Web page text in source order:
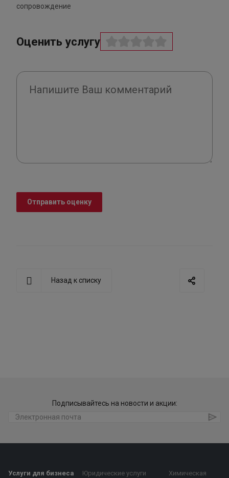
сопровождение
Оценить услугу
Отправить оценку
Назад к списку
Подписывайтесь на новости и акции:
Услуги для бизнеса
Юридические услуги
Химическая